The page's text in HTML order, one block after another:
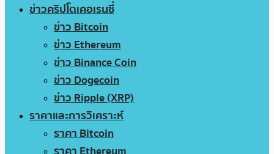
ข่าวคริปโตเคอเรนซี่
ข่าว Bitcoin
ข่าว Ethereum
ข่าว Binance Coin
ข่าว Dogecoin
ข่าว Ripple (XRP)
ราคาและการวิเคราะห์
ราคา Bitcoin